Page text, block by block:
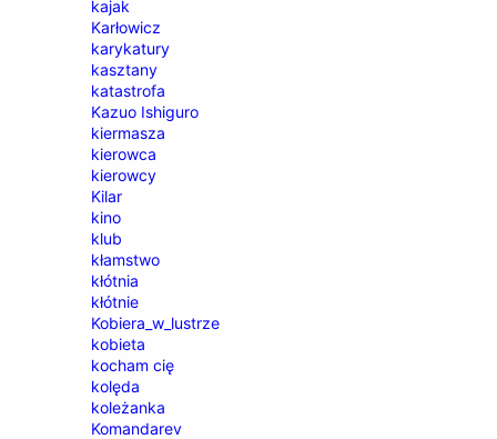
kajak
Karłowicz
karykatury
kasztany
katastrofa
Kazuo Ishiguro
kiermasza
kierowca
kierowcy
Kilar
kino
klub
kłamstwo
kłótnia
kłótnie
Kobiera_w_lustrze
kobieta
kocham cię
kolęda
koleżanka
Komandarev